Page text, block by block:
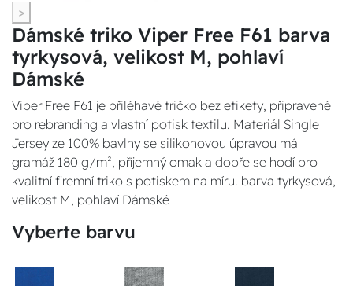
>
Dámské triko Viper Free F61 barva
tyrkysová, velikost M, pohlaví
Dámské
Viper Free F61 je přiléhavé tričko bez etikety, připravené
pro rebranding a vlastní potisk textilu. Materiál Single
Jersey ze 100% bavlny se silikonovou úpravou má
gramáž 180 g/m², příjemný omak a dobře se hodí pro
kvalitní firemní triko s potiskem na míru. barva tyrkysová,
velikost M, pohlaví Dámské
Vyberte barvu